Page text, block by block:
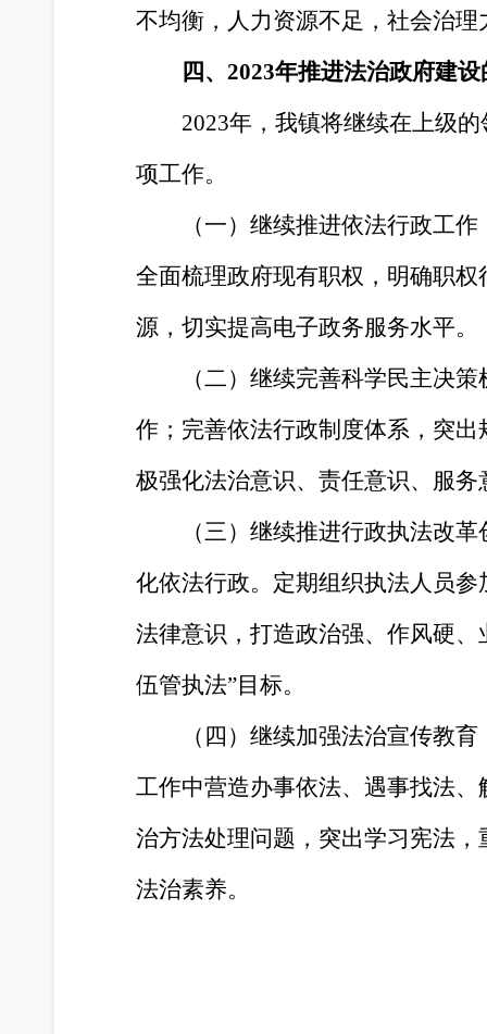
不均衡，人力资源不足，社会治
四、2023年推进法治政府建
2023年，我镇将继续在上级
项工作。
（一）继续推进依法行政工
全面梳理政府现有职权，明确职
源，切实提高电子政务服务水平。
（二）继续完善科学民主决
作；完善依法行政制度体系，突
极强化法治意识、责任意识、服
（三）继续推进行政执法改
化依法行政。定期组织执法人员
法律意识，打造政治强、作风硬
伍管执法”目标。
（四）继续加强法治宣传教
工作中营造办事依法、遇事找法
治方法处理问题，突出学习宪法
法治素养。